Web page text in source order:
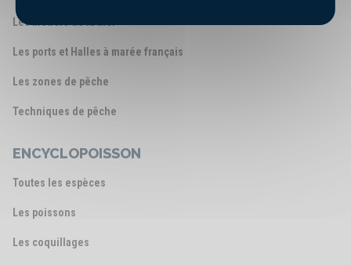
Les métiers de la mer
Les ports et Halles à marée français
Les zones de pêche
Techniques de pêche
ENCYCLOPOISSON
Toutes les espèces
Les poissons
Les coquillages